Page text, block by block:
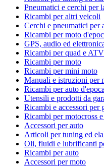
Pneumatici e cerchi per
Ricambi per altri veicoli
Cerchi e pneumatici per
Ricambi per moto
GPS, audio ed
Ricambi per quad e ATV
Ricambi per moto
Ricambi per mini moto
Manuali e istruzioni per
Ricambi per auto d'epoca
Utensili e prodotti da
Ricambi e accessori per
Ricambi per motocross
Accessori per auto
Articoli per tuning ed
Oli, fluidi e lubrificanti
Ricambi per auto
Accessori per moto